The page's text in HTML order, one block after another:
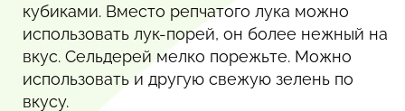
кубиками. Вместо репчатого лука можно
использовать лук-порей, он более нежный на
вкус. Сельдерей мелко порежьте. Можно
использовать и другую свежую зелень по
вкусу.